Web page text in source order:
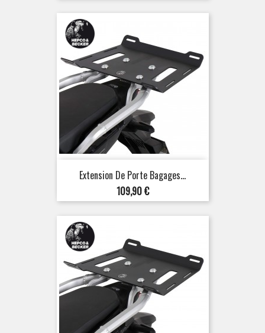
Extension De Porte Bagages...
Prix
109,90 €